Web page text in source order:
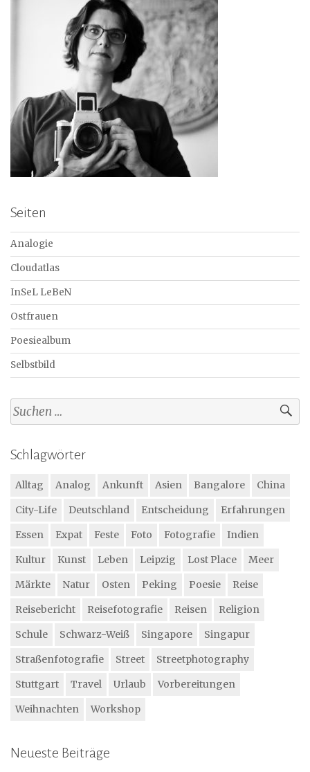
Seiten
Analogie
Cloudatlas
InSeL LeBeN
Ostfrauen
Poesiealbum
Selbstbild
Suchen
nach:
Schlagwörter
Alltag Analog Ankunft Asien Bangalore
China
City-Life
Deutschland Entscheidung
Erfahrungen
Essen
Expat Feste Foto Fotografie
Indien
Kultur
Kunst Leben Leipzig Lost Place
Meer
Märkte
Natur Osten Peking Poesie
Reise
Reisebericht
Reisefotografie Reisen
Religion
Schule
Schwarz-Weiß Singapore
Singapur
Straßenfotografie
Street
Streetphotography
Stuttgart
Travel Urlaub
Vorbereitungen
Weihnachten
Workshop
Neueste Beiträge